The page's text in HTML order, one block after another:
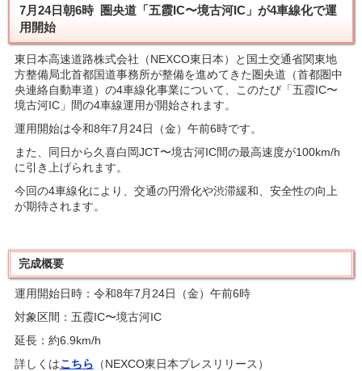
7月24日朝6時 圏央道「五霞IC〜境古河IC」が4車線化で運
用開始
東日本高速道路株式会社（NEXCO東日本）と国土交通省関東地
方整備局北首都国道事務所が整備を進めてきた圏央道（首都圏中
央連絡自動車道）の4車線化事業について、このたび「五霞IC〜
境古河IC」間の4車線運用が開始されます。
運用開始は令和8年7月24日（金）午前6時です。
また、同日から久喜白岡JCT〜境古河IC間の最高速度が100km/h
に引き上げられます。
今回の4車線化により、交通の円滑化や渋滞緩和、安全性の向上
が期待されます。
完成概要
運用開始日時：令和8年7月24日（金）午前6時
対象区間：五霞IC〜境古河IC
延長：約6.9km/h
詳しくはこちら （NEXCO東日本プレスリリース）